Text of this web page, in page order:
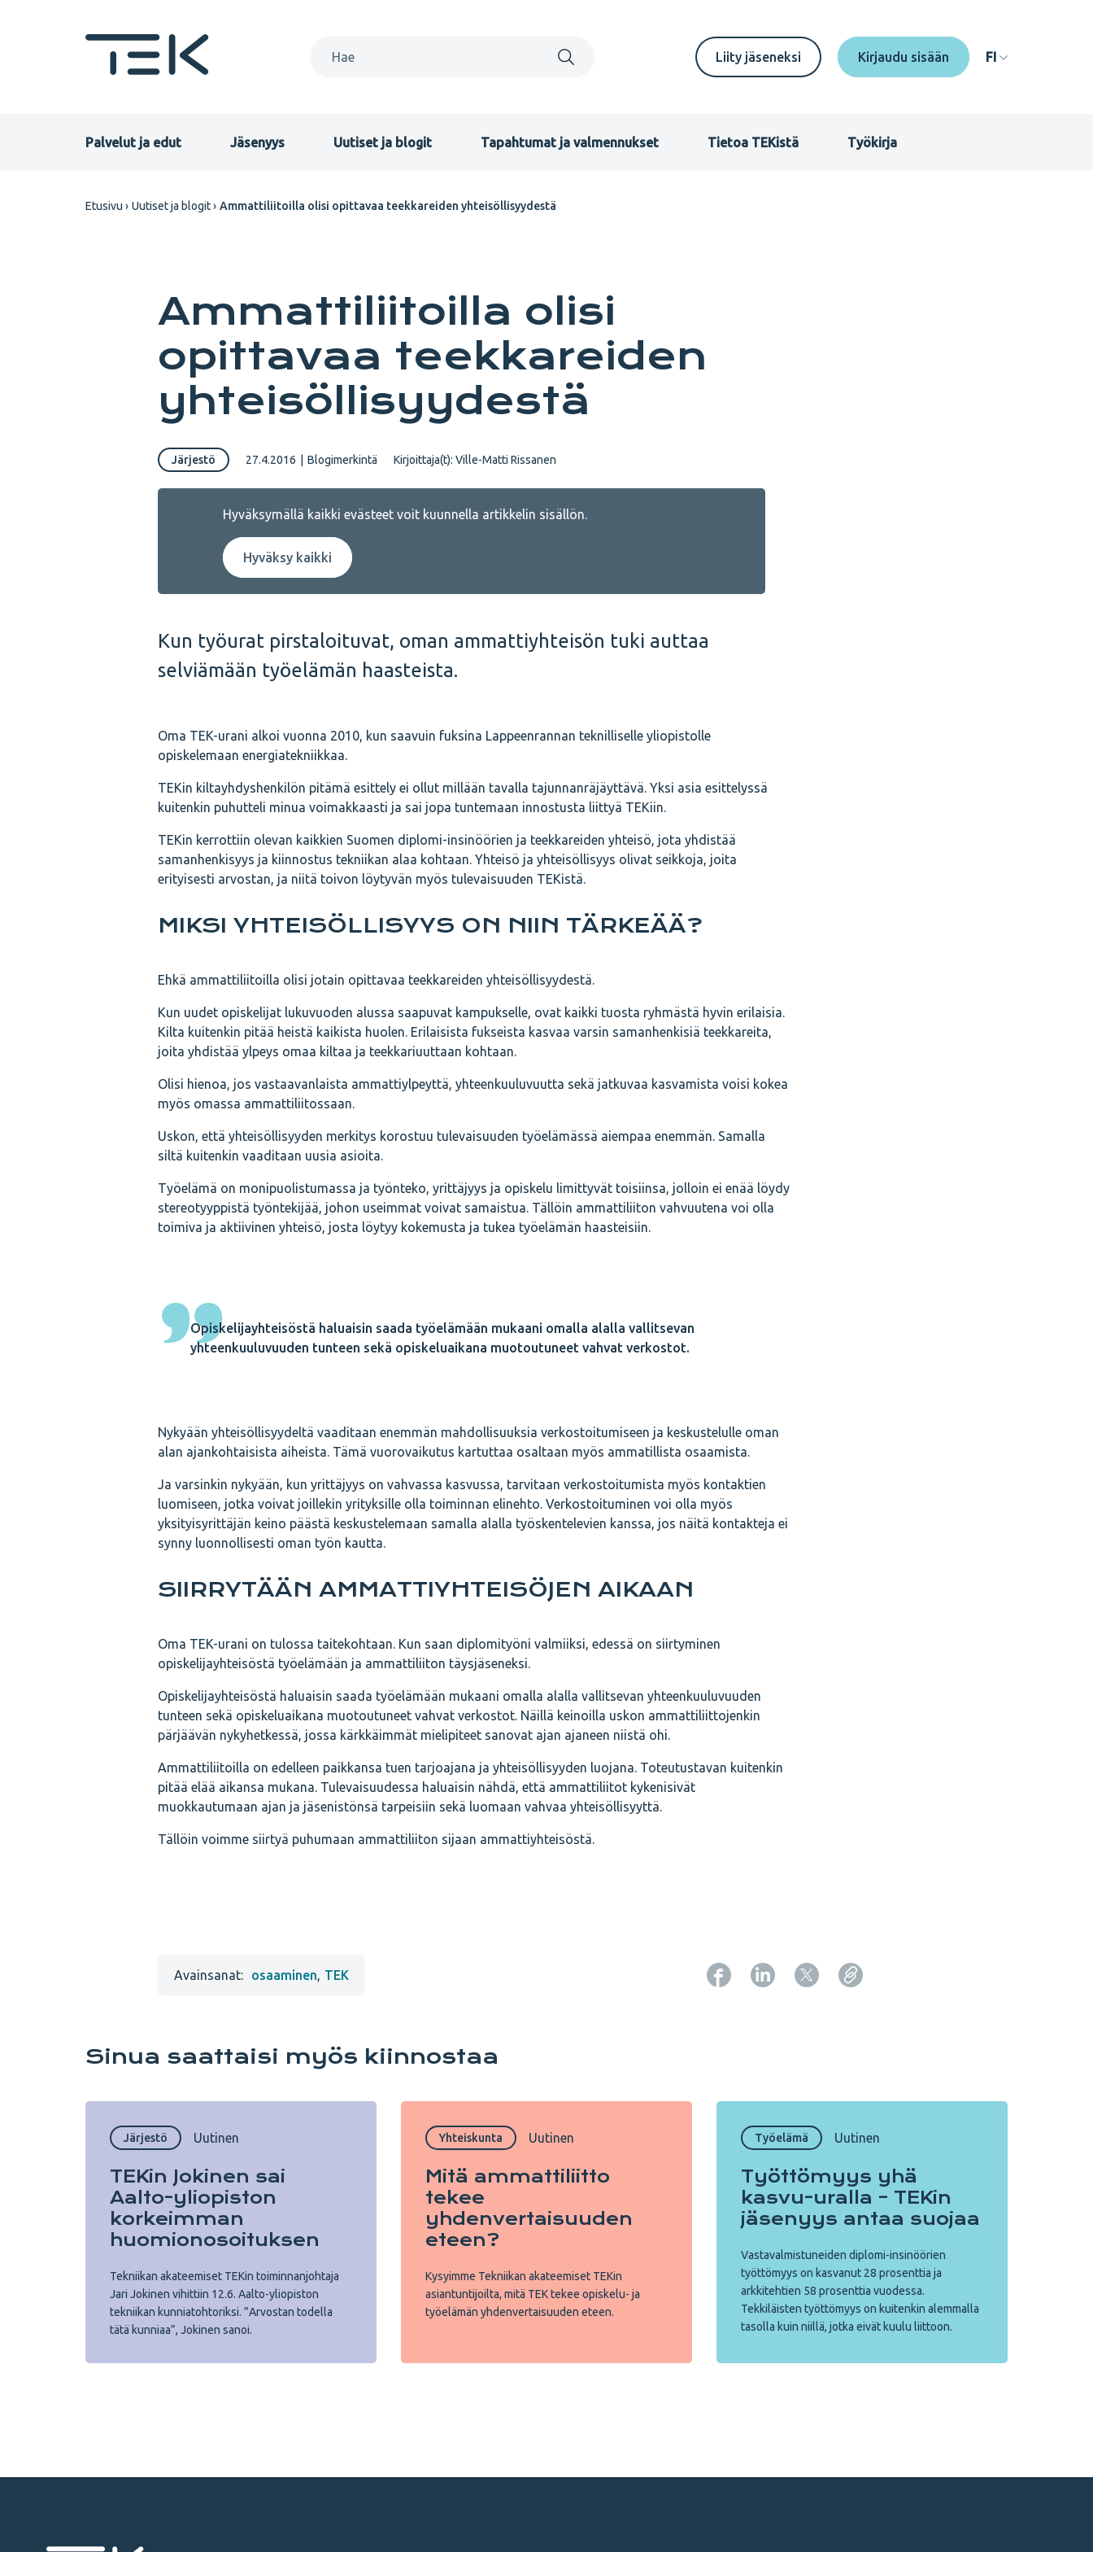
Secondary
FI
Liity jäseneksi FI
Primary
Palvelut ja edut Jäsenyys Uutiset ja blogit Tapahtumat ja valmennukset Tietoa TEKistä Työkirja
Etusivu Uutiset ja blogit Ammattiliitoilla olisi opittavaa teekkareiden yhteisöllisyydestä
Ammattiliitoilla olisi
opittavaa teekkareiden
yhteisöllisyydestä
Järjestö 27.4.2016 Blogimerkintä Kirjoittaja(t): Ville-Matti Rissanen
Hyväksymällä kaikki evästeet voit kuunnella artikkelin sisällön.
Hyväksy kaikki
Kun työurat pirstaloituvat, oman ammattiyhteisön tuki auttaa
selviämään työelämän haasteista.
Oma TEK-urani alkoi vuonna 2010, kun saavuin fuksina Lappeenrannan teknilliselle yliopistolle
opiskelemaan energiatekniikkaa.
TEKin kiltayhdyshenkilön pitämä esittely ei ollut millään tavalla tajunnanräjäyttävä. Yksi asia esittelyssä
kuitenkin puhutteli minua voimakkaasti ja sai jopa tuntemaan innostusta liittyä TEKiin.
TEKin kerrottiin olevan kaikkien Suomen diplomi-insinöörien ja teekkareiden yhteisö, jota yhdistää
samanhenkisyys ja kiinnostus tekniikan alaa kohtaan. Yhteisö ja yhteisöllisyys olivat seikkoja, joita
erityisesti arvostan, ja niitä toivon löytyvän myös tulevaisuuden TEKistä.
MIKSI YHTEISÖLLISYYS ON NIIN TÄRKEÄÄ?
Ehkä ammattiliitoilla olisi jotain opittavaa teekkareiden yhteisöllisyydestä.
Kun uudet opiskelijat lukuvuoden alussa saapuvat kampukselle, ovat kaikki tuosta ryhmästä hyvin erilaisia.
Kilta kuitenkin pitää heistä kaikista huolen. Erilaisista fukseista kasvaa varsin samanhenkisiä teekkareita,
joita yhdistää ylpeys omaa kiltaa ja teekkariuuttaan kohtaan.
Olisi hienoa, jos vastaavanlaista ammattiylpeyttä, yhteenkuuluvuutta sekä jatkuvaa kasvamista voisi kokea
myös omassa ammattiliitossaan.
Uskon, että yhteisöllisyyden merkitys korostuu tulevaisuuden työelämässä aiempaa enemmän. Samalla
siltä kuitenkin vaaditaan uusia asioita.
Työelämä on monipuolistumassa ja työnteko, yrittäjyys ja opiskelu limittyvät toisiinsa, jolloin ei enää löydy
stereotyyppistä työntekijää, johon useimmat voivat samaistua. Tällöin ammattiliiton vahvuutena voi olla
toimiva ja aktiivinen yhteisö, josta löytyy kokemusta ja tukea työelämän haasteisiin.
Opiskelijayhteisöstä haluaisin saada työelämään mukaani omalla alalla vallitsevan
yhteenkuuluvuuden tunteen sekä opiskeluaikana muotoutuneet vahvat verkostot.
Nykyään yhteisöllisyydeltä vaaditaan enemmän mahdollisuuksia verkostoitumiseen ja keskustelulle oman
alan ajankohtaisista aiheista. Tämä vuorovaikutus kartuttaa osaltaan myös ammatillista osaamista.
Ja varsinkin nykyään, kun yrittäjyys on vahvassa kasvussa, tarvitaan verkostoitumista myös kontaktien
luomiseen, jotka voivat joillekin yrityksille olla toiminnan elinehto. Verkostoituminen voi olla myös
yksityisyrittäjän keino päästä keskustelemaan samalla alalla työskentelevien kanssa, jos näitä kontakteja ei
synny luonnollisesti oman työn kautta.
SIIRRYTÄÄN AMMATTIYHTEISÖJEN AIKAAN
Oma TEK-urani on tulossa taitekohtaan. Kun saan diplomityöni valmiiksi, edessä on siirtyminen
opiskelijayhteisöstä työelämään ja ammattiliiton täysjäseneksi.
Opiskelijayhteisöstä haluaisin saada työelämään mukaani omalla alalla vallitsevan yhteenkuuluvuuden
tunteen sekä opiskeluaikana muotoutuneet vahvat verkostot. Näillä keinoilla uskon ammattiliittojenkin
pärjäävän nykyhetkessä, jossa kärkkäimmät mielipiteet sanovat ajan ajaneen niistä ohi.
Ammattiliitoilla on edelleen paikkansa tuen tarjoajana ja yhteisöllisyyden luojana. Toteutustavan kuitenkin
pitää elää aikansa mukana. Tulevaisuudessa haluaisin nähdä, että ammattiliitot kykenisivät
muokkautumaan ajan ja jäsenistönsä tarpeisiin sekä luomaan vahvaa yhteisöllisyyttä.
Tällöin voimme siirtyä puhumaan ammattiliiton sijaan ammattiyhteisöstä.
Avainsanat: osaaminen, TEK
Sinua saattaisi myös kiinnostaa
Järjestö Uutinen
TEKin Jokinen sai
Aalto-yliopiston
korkeimman
huomionosoituksen
Tekniikan akateemiset TEKin toiminnanjohtaja
Jari Jokinen vihittiin 12.6. Aalto-yliopiston
tekniikan kunniatohtoriksi. ”Arvostan todella
tätä kunniaa”, Jokinen sanoi.
Yhteiskunta Uutinen
Mitä ammattiliitto
tekee
yhdenvertaisuuden
eteen?
Kysyimme Tekniikan akateemiset TEKin
asiantuntijoilta, mitä TEK tekee opiskelu- ja
työelämän yhdenvertaisuuden eteen.
Työelämä Uutinen
Työttömyys yhä
kasvu-uralla – TEKin
jäsenyys antaa suojaa
Vastavalmistuneiden diplomi-insinöörien
työttömyys on kasvanut 28 prosenttia ja
arkkitehtien 58 prosenttia vuodessa.
Tekkiläisten työttömyys on kuitenkin alemmalla
tasolla kuin niillä, jotka eivät kuulu liittoon.